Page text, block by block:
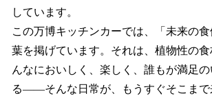
しています。
この万博キッチンカーでは、「未来の
葉を掲げています。それは、植物性の食
んなにおいしく、楽しく、誰もが満足
る――そんな日常が、もうすぐそこまで